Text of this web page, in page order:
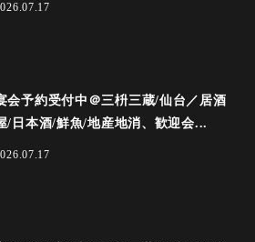
会予約受付中＠三枡三蔵/仙台／居酒
/日本酒/鮮魚/地産地消、歓迎会...